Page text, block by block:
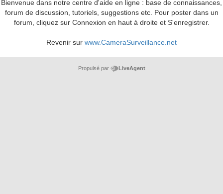
Bienvenue dans notre centre d'aide en ligne : base de connaissances,
forum de discussion, tutoriels, suggestions etc. Pour poster dans un
forum, cliquez sur Connexion en haut à droite et S'enregistrer.
Revenir sur www.CameraSurveillance.net
Propulsé par LiveAgent